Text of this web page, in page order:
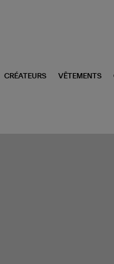
CRÉATEURS VÊTEMENTS